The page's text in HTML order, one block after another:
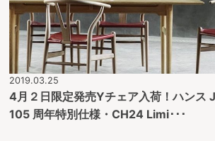
2019.03.25
4月２日限定発売Yチェア入荷！ハンス
105 周年特別仕様・CH24 Limi･･･